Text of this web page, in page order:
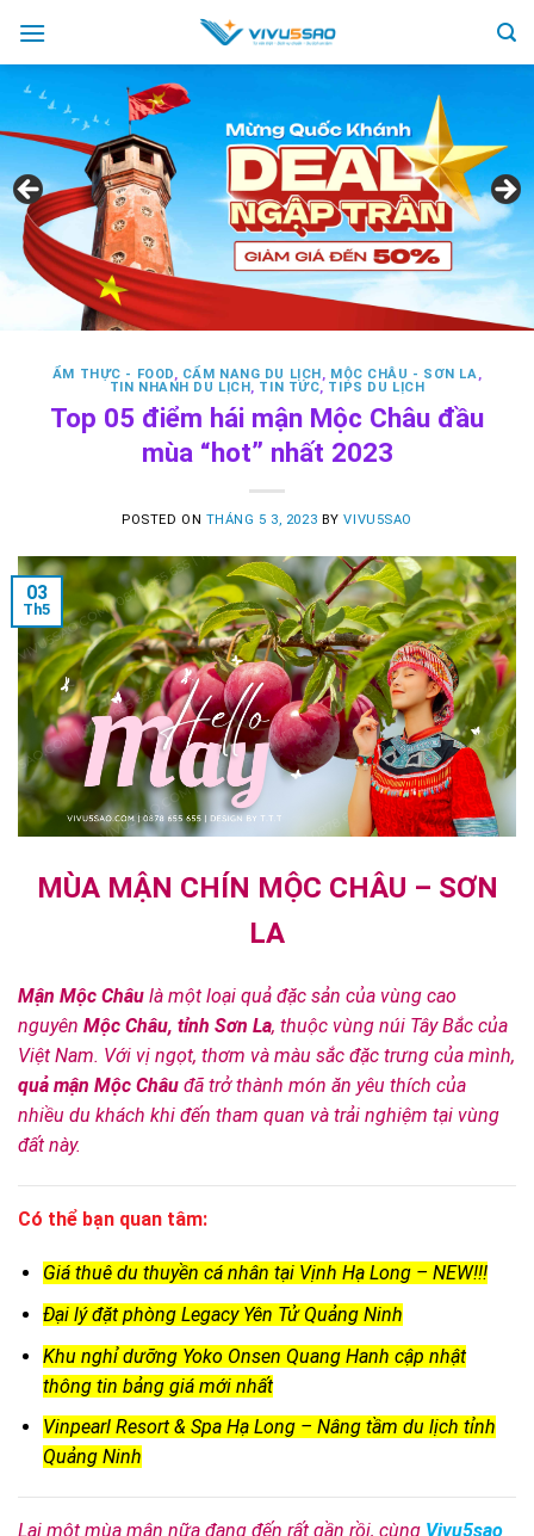
content
ẨM THỰC - FOOD, CẨM NANG DU LỊCH, MỘC CHÂU - SƠN LA,
TIN NHANH DU LỊCH, TIN TỨC, TIPS DU LỊCH
Top 05 điểm hái mận Mộc Châu đầu
mùa “hot” nhất 2023
POSTED ON THÁNG 5 3, 2023 BYVIVU5SAO
03
Th5
MÙA MẬN CHÍN MỘC CHÂU – SƠN
LA
Mận Mộc Châu là một loại quả đặc sản của vùng cao
nguyên Mộc Châu, tỉnh Sơn La, thuộc vùng núi Tây Bắc của
Việt Nam. Với vị ngọt, thơm và màu sắc đặc trưng của mình,
quả mận Mộc Châu đã trở thành món ăn yêu thích của
nhiều du khách khi đến tham quan và trải nghiệm tại vùng
đất này.
Có thể bạn quan tâm:
Giá thuê du thuyền cá nhân tại Vịnh Hạ Long – NEW!!!
Đại lý đặt phòng Legacy Yên Tử Quảng Ninh
Khu nghỉ dưỡng Yoko Onsen Quang Hanh cập nhật
thông tin bảng giá mới nhất
Vinpearl Resort & Spa Hạ Long – Nâng tầm du lịch tỉnh
Quảng Ninh
Lại một mùa mận nữa đang đến rất gần rồi, cùng Vivu5sao